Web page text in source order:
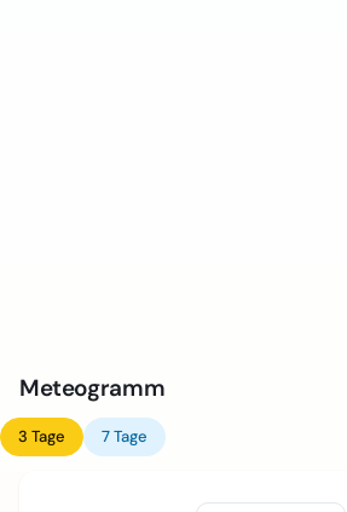
Meteogramm
3 Tage 7 Tage